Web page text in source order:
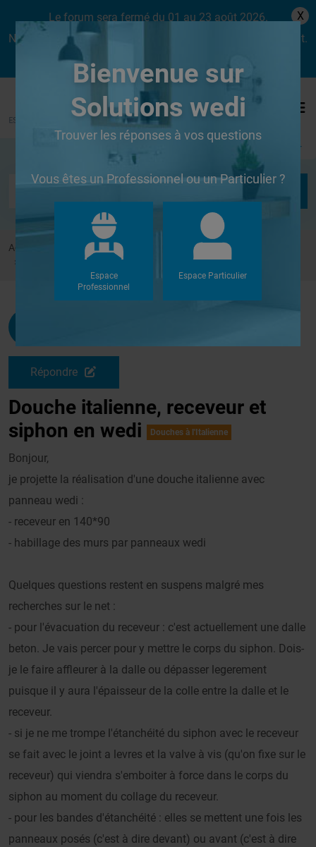
Le forum sera fermé du 01 au 23 août 2026.
Nous aurons le plaisir de vous retrouver dès le lundi 24 août.
X
Se connecter
Accueil Forums
Douches à l'Italienne
Douche italienne, receveur et siphon en wedi
Répondre
Douche italienne, receveur et
siphon en wedi
Douches à l'Italienne
Bonjour,
je projette la réalisation d'une douche italienne avec
panneau wedi :
- receveur en 140*90
- habillage des murs par panneaux wedi
Quelques questions restent en suspens malgré mes
recherches sur le net :
- pour l'évacuation du receveur : c'est actuellement une dalle
beton. Je vais percer pour y mettre le corps du siphon. Dois-
je le faire affleurer à la dalle ou dépasser legerement
puisque il y aura l'épaisseur de la colle entre la dalle et le
receveur.
- si je ne me trompe l'étanchéité du siphon avec le receveur
se fait avec le joint a levres et la valve à vis (qu'on fixe sur le
receveur) qui viendra s'emboiter à force dans le corps du
siphon au moment du collage du receveur.
- pour les bandes d'étanchéité : elles se mettent une fois les
panneaux posés (c'est à dire devant) ou avant (c'est à dire
Bienvenue sur
Solutions wedi
Trouver les réponses à vos questions
Vous êtes un Professionnel ou un Particulier ?
Espace
Professionnel
Espace Particulier